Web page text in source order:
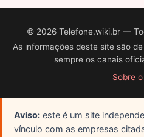
© 2026Telefone.wiki.br —
As informações deste site são
sempre os canais
Sobre
Aviso: este é um site
vínculo com as empresas